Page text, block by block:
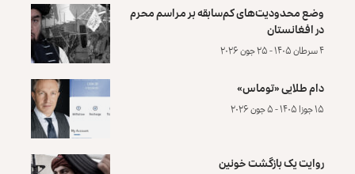
وضع محدودیت‌های کم‌سابقه بر مراسم محرم
در افغانستان
۴ سرطان ۱۴۰۵ - ۲۵ جون ۲۰۲۶
دام طلایی «توماس»
۱۵ جوزا ۱۴۰۵ - ۵ جون ۲۰۲۶
روایت یک بازگشت خونین